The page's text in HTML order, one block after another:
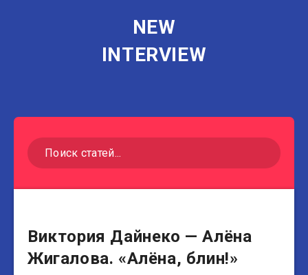
NEW
INTERVIEW
Музыканты
Виктория Дайнеко — Алёна
Жигалова. «Алёна, блин!»